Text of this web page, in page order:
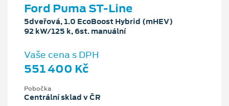
Ford Puma ST-Line
5dveřová, 1.0 EcoBoost Hybrid (mHEV)
92 kW/125 k, 6st. manuální
Vaše cena s DPH
551 400 Kč
Pobočka
Centrální sklad v ČR